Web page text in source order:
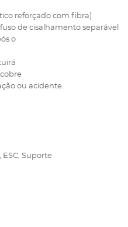
reforçado com fibra)
de cisalhamento separável
o
ou acidente.
Suporte